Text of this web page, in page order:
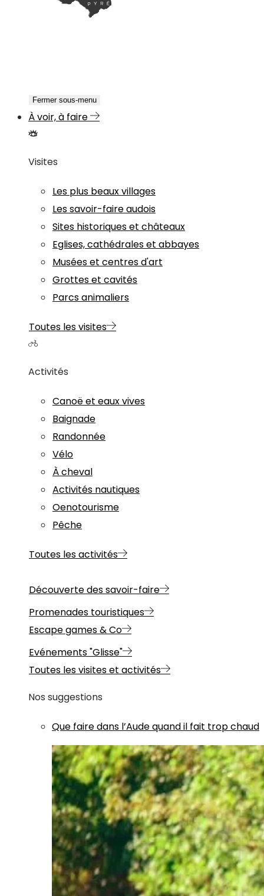
Fermer sous-menu
À voir, à faire
Visites
Les plus beaux villages
Les savoir-faire audois
Sites historiques et châteaux
Eglises, cathédrales et abbayes
Musées et centres d'art
Grottes et cavités
Parcs animaliers
Toutes les visites
Activités
Canoë et eaux vives
Baignade
Randonnée
Vélo
À cheval
Activités nautiques
Oenotourisme
Pêche
Toutes les activités
Découverte des savoir-faire
Promenades touristiques
Escape games & Co
Evénements "Glisse"
Toutes les visites et activités
Nos suggestions
Que faire dans l’Aude quand il fait trop chaud